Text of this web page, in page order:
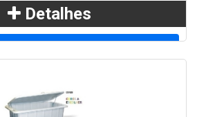
Detalhes
WhatsApp